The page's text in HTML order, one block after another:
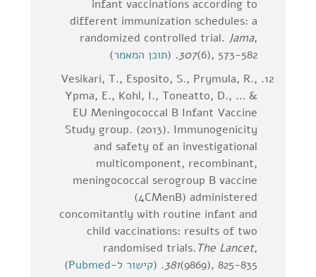
infant vaccinations according to
different immunization schedules: a
randomized controlled trial. Jama,
307(6), 573-582. ( תוכן המאמר)
Vesikari, T., Esposito, S., Prymula, R.,
Ypma, E., Kohl, I., Toneatto, D., … &
EU Meningococcal B Infant Vaccine
Study group. (2013). Immunogenicity
and safety of an investigational
multicomponent, recombinant,
meningococcal serogroup B vaccine
(4CMenB) administered
concomitantly with routine infant and
child vaccinations: results of two
randomised trials.The Lancet,
381(9869), 825-835. ( קישור ל-Pubmed
)